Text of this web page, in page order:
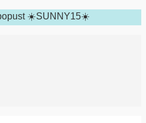
☀️SUNNY15☀️